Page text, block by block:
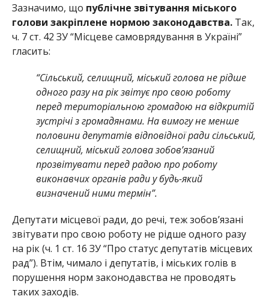
Зазначимо, що публічне звітування міського
голови закріплене нормою законодавства.Так,
ч. 7 ст. 42 ЗУ “Місцеве самоврядування в Україні”
гласить:
“Сільський, селищний, міський голова не рідше
одного разу на рік звітує про свою роботу
перед територіальною громадою на відкритій
зустрічі з громадянами. На вимогу не менше
половини депутатів відповідної ради сільський,
селищний, міський голова зобов’язаний
прозвітувати перед радою про роботу
виконавчих органів ради у будь-який
визначений ними термін”.
Депутати місцевої ради, до речі, теж зобов’язані
звітувати про свою роботу не рідше одного разу
на рік (ч. 1 ст. 16 ЗУ “Про статус депутатів місцевих
рад”). Втім, чимало і депутатів, і міських голів в
порушення норм законодавства не проводять
таких заходів.